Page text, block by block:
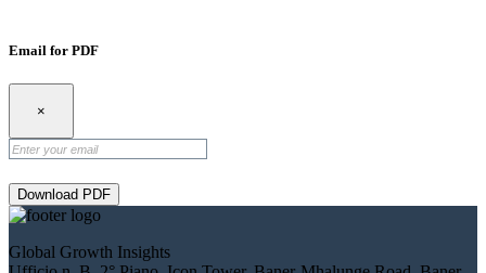
Email for PDF
×
Download PDF
Global Growth Insights